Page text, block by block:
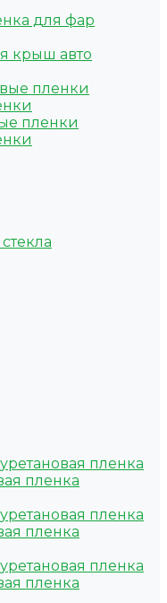
для фар
крыш авто
пленки
пленки
пленка
пленка
пленка
пленка
пленка
пленка